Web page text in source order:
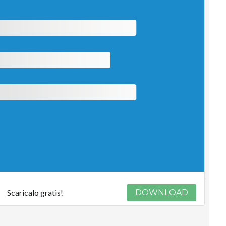
Scaricalo gratis! DOWNLOAD